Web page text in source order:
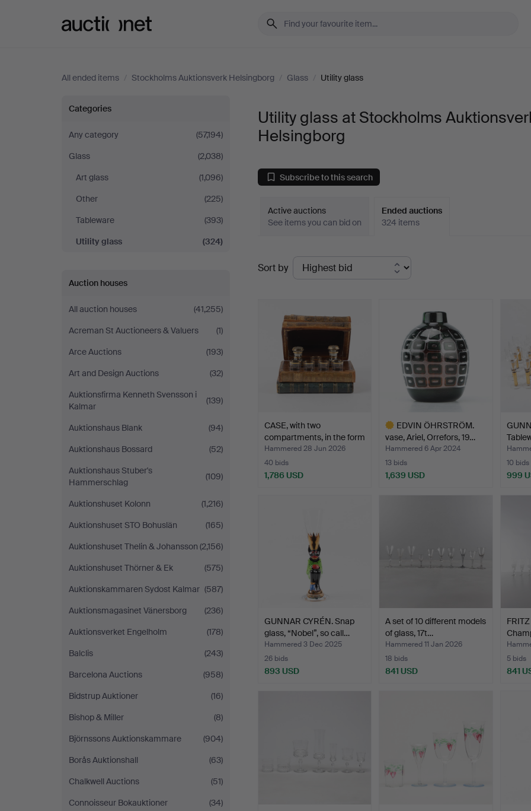
All ended items / Stockholms Auktionsverk Helsingborg / Glass / Utility glass
Utility
glass
at
Stockholms
Auktionsverk
Helsingborg
Categories
Any category
(57,194)
Glass
(2,038)
Art glass
(1,096)
Other
(225)
Tableware
(393)
Utility glass
(324)
Auction houses
All auction houses
(41,255)
Acreman St Auctioneers & Valuers
(1)
Arce Auctions
(193)
Art and Design Auctions
(32)
Auktionsfirma Kenneth Svensson i
Kalmar
(139)
Auktionshaus Blank
(94)
Auktionshaus Bossard
(52)
Auktionshaus Stuber's
Hammerschlag
(109)
Auktionshuset Kolonn
(1,216)
Auktionshuset STO Bohuslän
(165)
Auktionshuset Thelin & Johansson (2,156)
Auktionshuset Thörner & Ek
(575)
Auktionskammaren Sydost Kalmar (587)
Auktionsmagasinet Vänersborg
(236)
Auktionsverket Engelholm
(178)
Balclis
(243)
Barcelona Auctions
(958)
Bidstrup Auktioner
(16)
Bishop & Miller
(8)
Björnssons Auktionskammare
(904)
Borås Auktionshall
(63)
Chalkwell Auctions
(51)
Connoisseur Bokauktioner
(34)
Utility glass at Stockholms
Helsingborg
Subscribe to this search
Active auctions
See items you can bid on
Ended auctions
324 items
Ended
auctions
Sort by
CASE, with two
compartments, in the form
o…
Hammered 28 Jun 2026
40 bids
1,786 USD
EDVIN ÖHRSTRÖM.
vase, Ariel, Orrefors, 19…
Hammered 6 Apr 2024
13 bids
1,639 USD
10 bids
999
GUNNAR CYRÉN. Snap
glass, “Nobel”, so call…
Hammered 3 Dec 2025
26 bids
893 USD
A set of 10 different models
of glass, 17t…
Hammered 11 Jan 2026
18 bids
841 USD
5 bids
841